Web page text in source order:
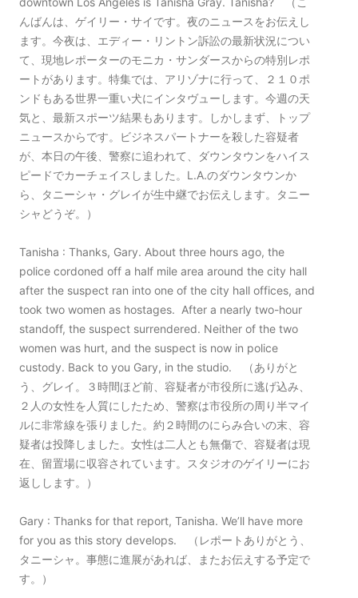
んばんは、ゲイリー・サイです。夜のニュースをお伝えし
ます。今夜は、エディー・リントン訴訟の最新状況につい
て、現地レポーターのモニカ・サンダースからの特別レポ
ートがあります。特集では、アリゾナに行って、２１０ポ
ンドもある世界一重い犬にインタヴューします。今週の天
気と、最新スポーツ結果もあります。しかしまず、トップ
ニュースからです。ビジネスパートナーを殺した容疑者
が、本日の午後、警察に追われて、ダウンタウンをハイス
ピードでカーチェイスしました。L.A.のダウンタウンか
ら、タニーシャ・グレイが生中継でお伝えします。タニー
シャどうぞ。）
Tanisha : Thanks, Gary. About three hours ago, the
police cordoned off a half mile area around the city hall
after the suspect ran into one of the city hall offices, and
took two women as hostages. After a nearly two-hour
standoff, the suspect surrendered. Neither of the two
women was hurt, and the suspect is now in police
custody. Back to you Gary, in the studio. （ありがと
う、グレイ。３時間ほど前、容疑者が市役所に逃げ込み、
２人の女性を人質にしたため、警察は市役所の周り半マイ
ルに非常線を張りました。約２時間のにらみ合いの末、容
疑者は投降しました。女性は二人とも無傷で、容疑者は現
在、留置場に収容されています。スタジオのゲイリーにお
返しします。）
Gary : Thanks for that report, Tanisha. We’ll have more
for you as this story develops. （レポートありがとう、
タニーシャ。事態に進展があれば、またお伝えする予定で
す。）